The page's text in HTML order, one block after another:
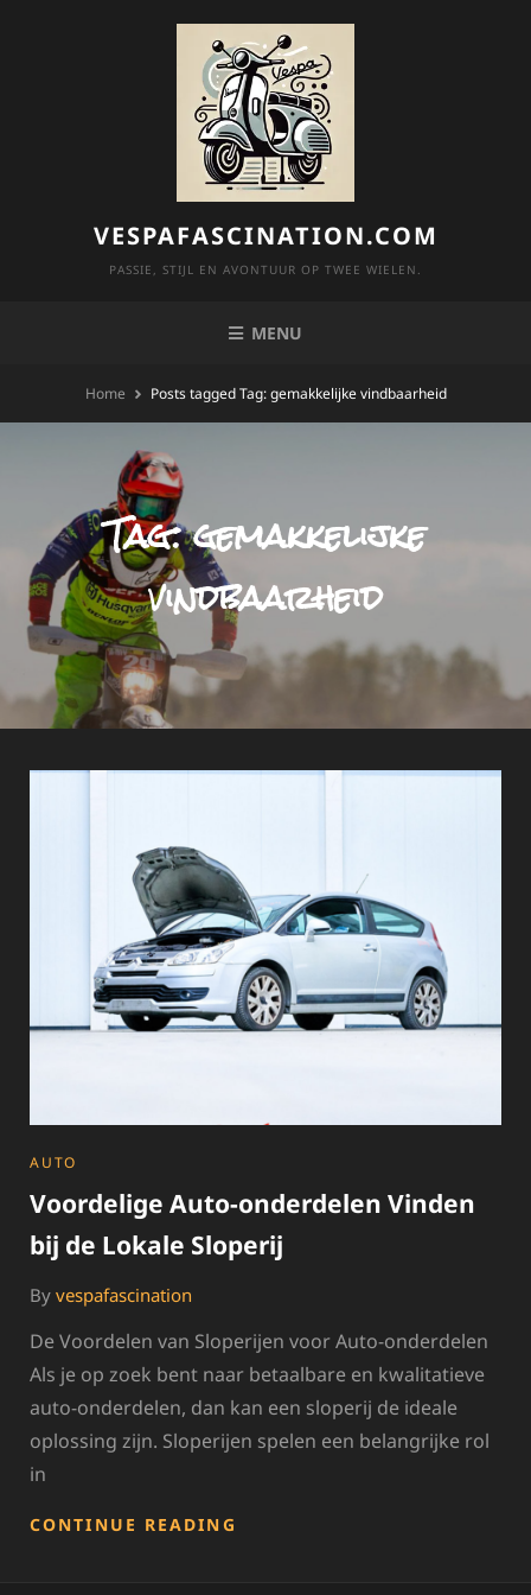
VESPAFASCINATION.COM
PASSIE, STIJL EN AVONTUUR OP TWEE WIELEN.
MENU
Home Posts taggedTag:gemakkelijke vindbaarheid
Tag:gemakkelijke
vindbaarheid
CATEGORIES
AUTO
Voordelige Auto-onderdelen Vinden
bij de Lokale Sloperij
By vespafascination
De Voordelen van Sloperijen voor Auto-onderdelen
Als je op zoek bent naar betaalbare en kwalitatieve
auto-onderdelen, dan kan een sloperij de ideale
oplossing zijn. Sloperijen spelen een belangrijke rol
in
CONTINUE READING